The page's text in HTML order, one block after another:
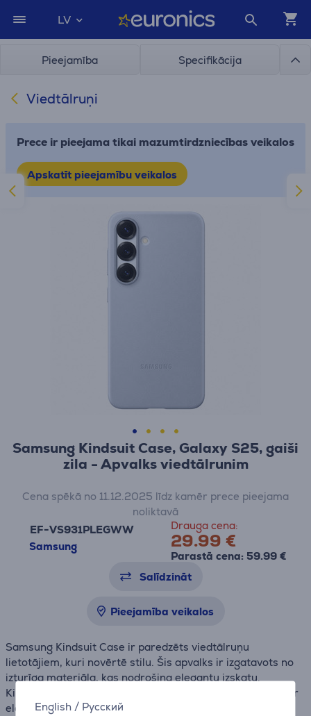
English / Русский
LV
Pieejamība Specifikācija
Viedtālruņi
Prece ir pieejama tikai mazumtirdzniecības veikalos
Apskatīt pieejamību veikalos
Samsung Kindsuit Case, Galaxy S25, gaiši
zila - Apvalks viedtālrunim
EF-VS931PLEGWW
Samsung
Drauga cena:
29.99 €
Parastā cena: 59.99 €
Cena spēkā no 11.12.2025 līdz kamēr prece pieejama
noliktavā
Salīdzināt
Pieejamība veikalos
Samsung Kindsuit Case ir paredzēts viedtālruņu
lietotājiem, kuri novērtē stilu. Šis apvalks ir izgatavots no
izturīga materiāla, kas nodrošina elegantu izskatu.
Kindsuit apvalks apvieno augstas kvalitātes aizsardzību ar
elegantu dizainu, padarot to par ideālu izvēli viedtālruņu